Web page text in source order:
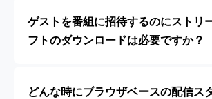
ゲストを番組に招待するのにストリ
フトのダウンロードは必要ですか？
どんな時にブラウザベースの配信ス